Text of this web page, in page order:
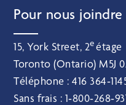
Pour nous joindre
15, York Street, 2eétage
Toronto (Ontario) M5J
Téléphone :416
Sans frais :